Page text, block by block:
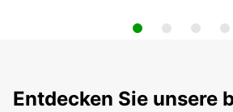
Entdecken Sie unsere